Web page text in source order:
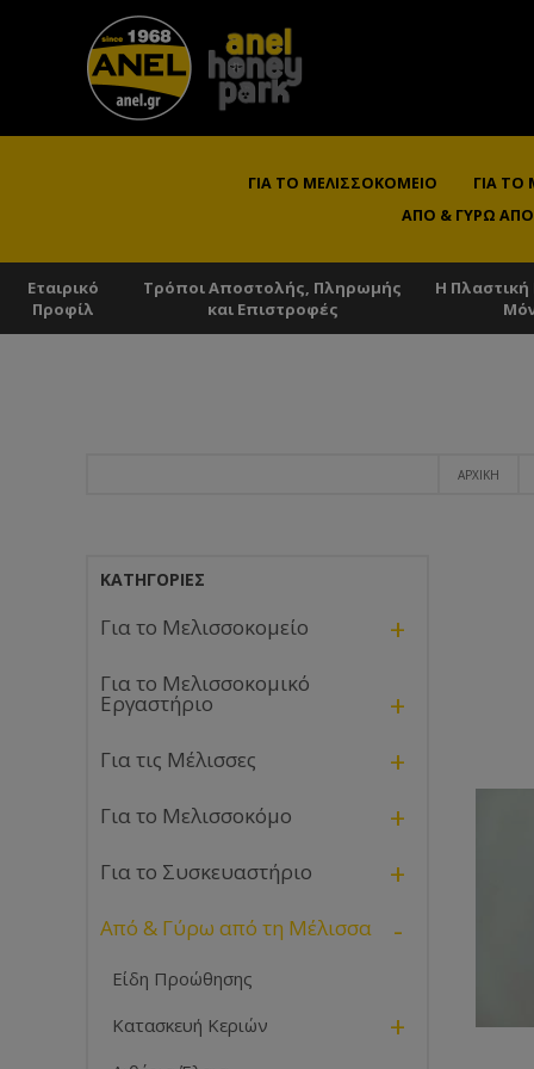
ΓΙΑ ΤΟ ΜΕΛΙΣΣΟΚΟΜΕΊΟ ΓΙΑ ΤΟ
ΑΠΌ & ΓΎΡΩ
Εταιρικό
Προφίλ
Τρόποι Αποστολής, Πληρωμής
και Επιστροφές
Η Πλαστική
ΑΡΧΙΚΉ
ΚΑΤΗΓΟΡΊΕΣ
Για το Μελισσοκομείο +
Για το Μελισσοκομικό
Εργαστήριο +
Για τις Μέλισσες +
Για το Μελισσοκόμο +
Για το Συσκευαστήριο +
Από & Γύρω από τη Μέλισσα -
Είδη Προώθησης
Κατασκευή Κεριών
+